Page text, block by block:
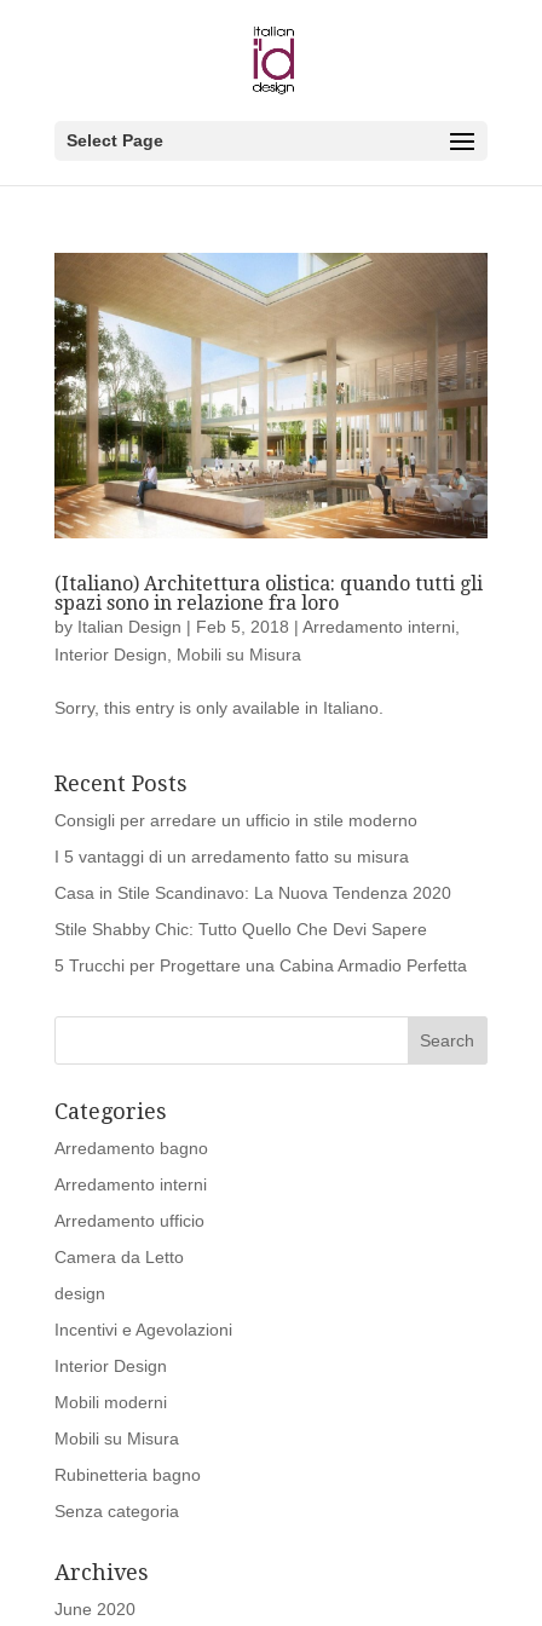
Select Page
(Italiano) Architettura olistica: quando tutti gli
spazi sono in relazione fra loro
by Italian Design | Feb 5, 2018 | Arredamento interni,
Interior Design, Mobili su Misura
Sorry, this entry is only available in Italiano.
Recent Posts
Consigli per arredare un ufficio in stile moderno
I 5 vantaggi di un arredamento fatto su misura
Casa in Stile Scandinavo: La Nuova Tendenza 2020
Stile Shabby Chic: Tutto Quello Che Devi Sapere
5 Trucchi per Progettare una Cabina Armadio Perfetta
Categories
Arredamento bagno
Arredamento interni
Arredamento ufficio
Camera da Letto
design
Incentivi e Agevolazioni
Interior Design
Mobili moderni
Mobili su Misura
Rubinetteria bagno
Senza categoria
Archives
June 2020